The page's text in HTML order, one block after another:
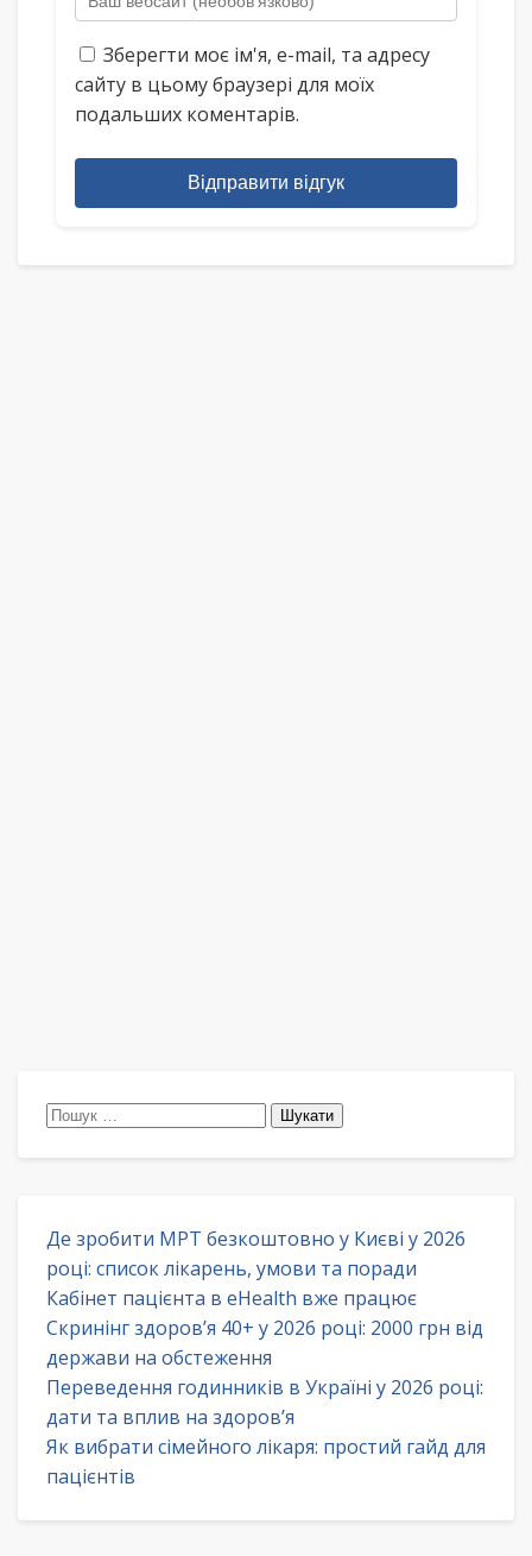
Зберегти моє ім'я, e-mail, та адресу
сайту в цьому браузері для моїх
подальших коментарів.
Відправити відгук
Пошук:
Де зробити МРТ безкоштовно у Києві у 2026
році: список лікарень, умови та поради
Кабінет пацієнта в eHealth вже працює
Скринінг здоров’я 40+ у 2026 році: 2000 грн від
держави на обстеження
Переведення годинників в Україні у 2026 році:
дати та вплив на здоров’я
Як вибрати сімейного лікаря: простий гайд для
пацієнтів